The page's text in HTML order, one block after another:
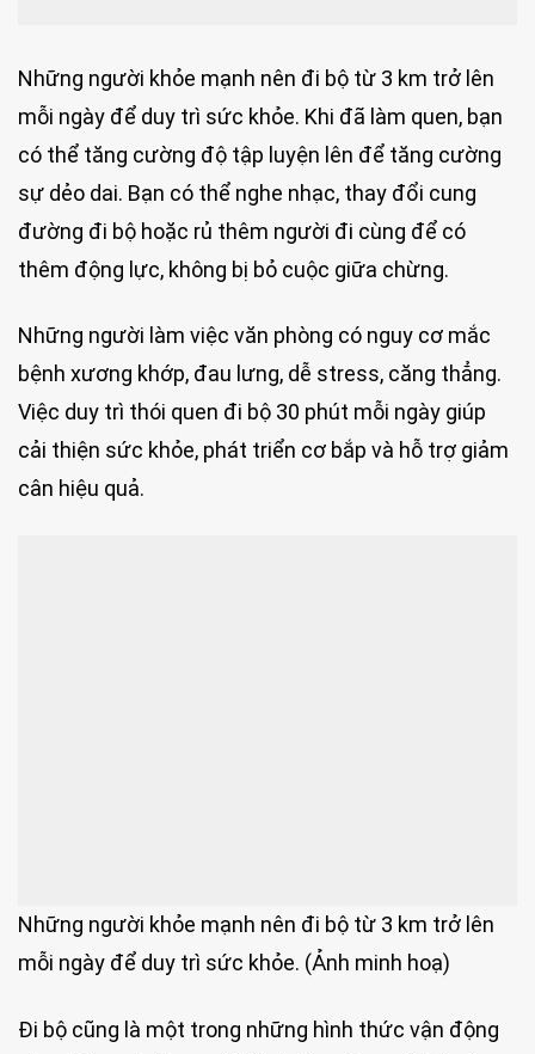
Những người khỏe mạnh nên đi bộ từ 3 km trở lên
mỗi ngày để duy trì sức khỏe. Khi đã làm quen, bạn
có thể tăng cường độ tập luyện lên để tăng cường
sự dẻo dai. Bạn có thể nghe nhạc, thay đổi cung
đường đi bộ hoặc rủ thêm người đi cùng để có
thêm động lực, không bị bỏ cuộc giữa chừng.
Những người làm việc văn phòng có nguy cơ mắc
bệnh xương khớp, đau lưng, dễ stress, căng thẳng.
Việc duy trì thói quen đi bộ 30 phút mỗi ngày giúp
cải thiện sức khỏe, phát triển cơ bắp và hỗ trợ giảm
cân hiệu quả.
Những người khỏe mạnh nên đi bộ từ 3 km trở lên
mỗi ngày để duy trì sức khỏe. (Ảnh minh hoạ)
Đi bộ cũng là một trong những hình thức vận động